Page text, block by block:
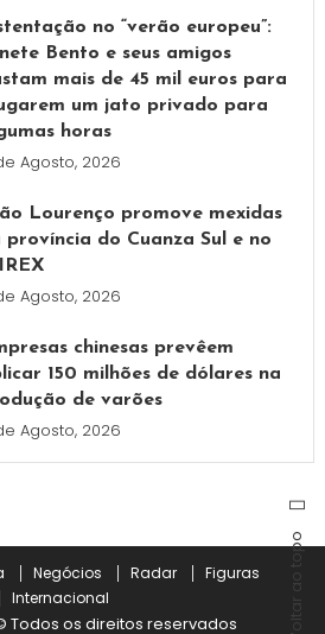
no “verão europeu”:
Bento e seus amigos
mais de 45 mil euros para
um jato privado para
horas
Agosto, 2026
Lourenço promove mexidas
província do Cuanza Sul e no
Agosto, 2026
chinesas prevêem
150 milhões de dólares na
de varões
Agosto, 2026
Negócios Radar
Figuras
Internacional
Todos os direitos reservados